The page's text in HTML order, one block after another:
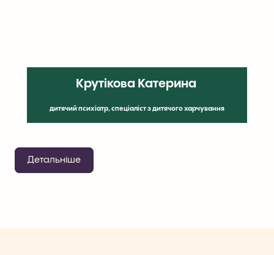
Крутікова Катерина
дитячий психіатр, спеціаліст з дитячого харчування
Детальніше